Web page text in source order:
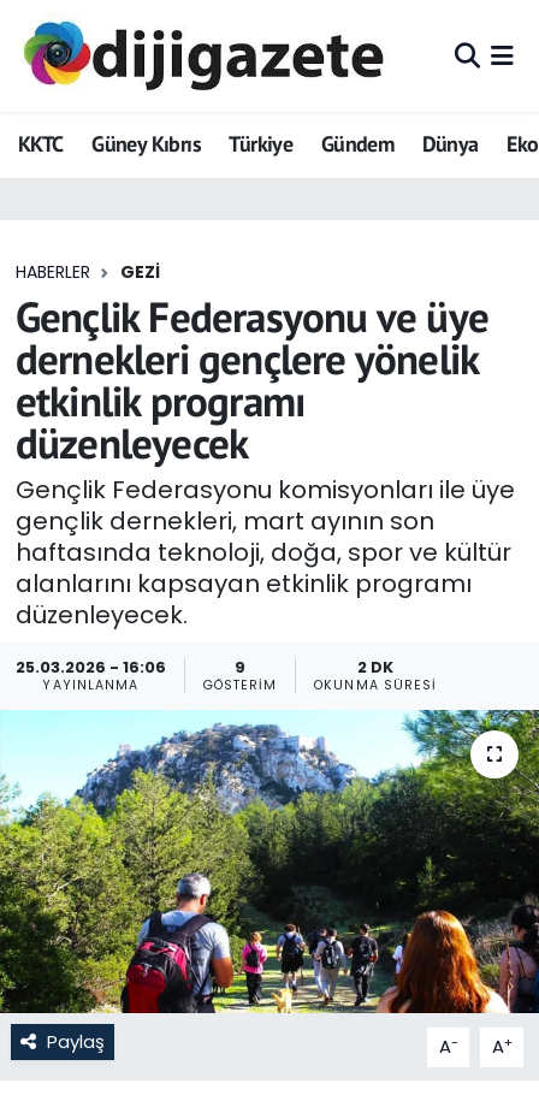
KKTC Güney Kıbrıs Türkiye Gündem Dünya
HABERLER GEZI
Gençlik Federasyonu ve üye
dernekleri gençlere yönelik
etkinlik programı
düzenleyecek
Gençlik Federasyonu komisyonları ile üye
gençlik dernekleri, mart ayının son
haftasında teknoloji, doğa, spor ve kültür
alanlarını kapsayan etkinlik programı
düzenleyecek.
25.03.2026 - 16:06
YAYINLANMA
9
GÖSTERIM
2 DK
OKUNMA SÜRESI
Paylaş A- A+
ADVERTORIAL
Dijigazete
Eğitim
Ekonomi
Foto Galeri
GEZİ
Güncel
Gündem
KKTC YEREL SEÇİM 2018
Kültür Sanat
Magazin
Moda
Nöbetçi Eczaneler
Otomobil Dünyası
Politika
Hava Durumu
Trafik Durumu
Tüm Manşetler
Son Dakika Haberleri
Haber Arşivi